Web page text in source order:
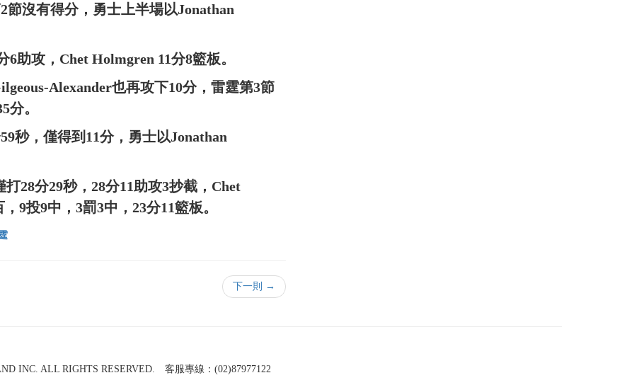
節沒有得分，勇士上半場以Jonathan
助攻，Chet Holmgren 11分8籃板。
Alexander也再攻下10分，雷霆第3節
分。
秒，僅得到11分，勇士以Jonathan
28分29秒，28分11助攻3抄截，Chet
9投9中，3罰3中，23分11籃板。
下一則 →
INC. ALL RIGHTS RESERVED. 客服專線：(02)87977122